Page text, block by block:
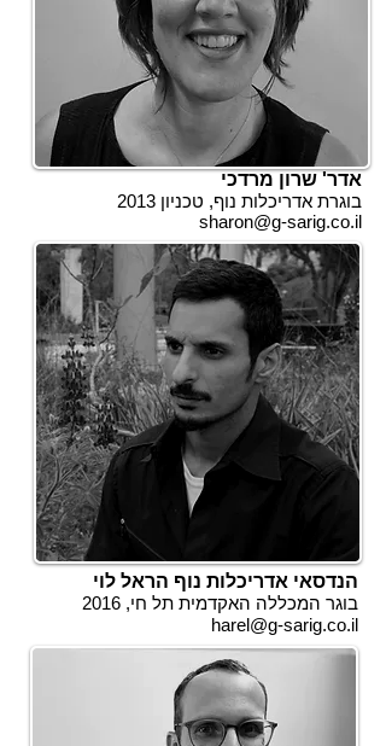
אדר' שרון מרדכי
בוגרת אדריכלות נוף, טכניון 2013
sharon@g-sarig.co.il
הנדסאי אדריכלות נוף הראל לוי
בוגר המכללה האקדמית תל חי, 2016
harel@g-sarig.co.il